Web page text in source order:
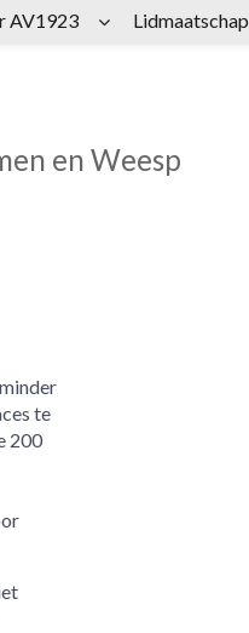
en Weesp
te
200
AV1923 Lidmaatschap